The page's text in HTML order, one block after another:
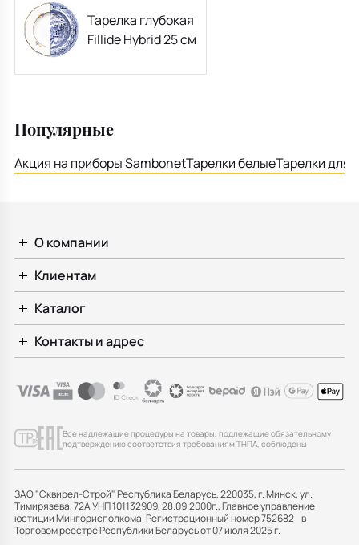
Тарелка глубокая
Fillide Hybrid 25 см
Популярные
Акция на приборы SambonetТарелки белыеТарелки для
О компании
Клиентам
Каталог
Контакты и адрес
Все надлежащие процедуры на товары, подлежащие обязательному
подтверждению соответствия требованиям ТНПА, соблюдены
ЗАО "Сквирел-Строй" Республика Беларусь, 220035, г. Минск, ул.
Тимирязева, 72А УНП 101132909, 28.09.2000г., Главное управление
юстиции Мингорисполкома. Регистрационный номер 752682 в
Торговом реестре Республики Беларусь от 07 июля 2025 г.